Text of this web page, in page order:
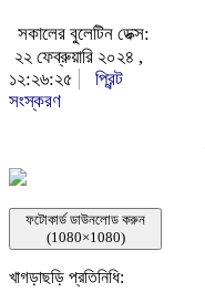
সকালের বুলেটিন ডেক্স:
২২ ফেব্রুয়ারি ২০২৪ ,
১২:২৬:২৫
প্রিন্ট
সংস্করণ
ফটোকার্ড ডাউনলোড করুন
(1080×1080)
খাগড়াছড়ি প্রতিনিধি: